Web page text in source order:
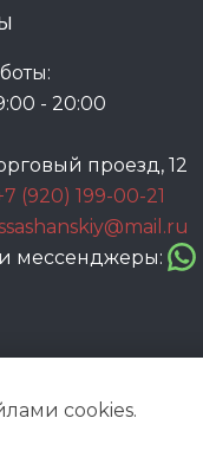
- 20:00
проезд, 12
(920) 199-00-21
мессенджеры:
cookies.